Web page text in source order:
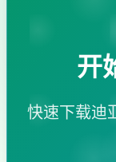
开
快速下载迪